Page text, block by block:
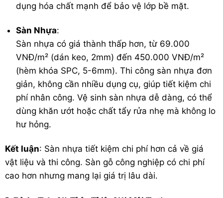
dụng hóa chất mạnh để bảo vệ lớp bề mặt.
Sàn Nhựa:
Sàn nhựa có giá thành thấp hơn, từ 69.000
VNĐ/m² (dán keo, 2mm) đến 450.000 VNĐ/m²
(hèm khóa SPC, 5-6mm). Thi công sàn nhựa đơn
giản, không cần nhiều dụng cụ, giúp tiết kiệm chi
phí nhân công. Vệ sinh sàn nhựa dễ dàng, có thể
dùng khăn ướt hoặc chất tẩy rửa nhẹ mà không lo
hư hỏng.
Kết luận: Sàn nhựa tiết kiệm chi phí hơn cả về giá
vật liệu và thi công. Sàn gỗ công nghiệp có chi phí
cao hơn nhưng mang lại giá trị lâu dài.